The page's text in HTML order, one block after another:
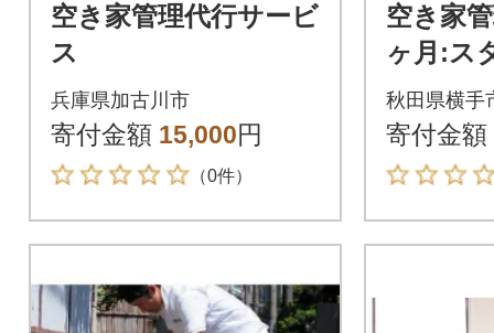
空き家管理代行サービ
ス
兵庫県加古川市
寄付金額 15,000円
（0件）
空き家
ヶ月:ス
ラン【
秋田県横手
寄付金額